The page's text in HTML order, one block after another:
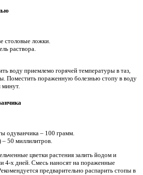
столовые ложки.
раствора.
воду приемлемо горячей температуры в таз,
Поместить пораженную болезнью стопу в воду
минут.
одуванчика – 100 грамм.
50 миллилитров.
цветки растения залить йодом и
4-х дней. Смесь наносят на пораженные
предварительно распарить стопы в